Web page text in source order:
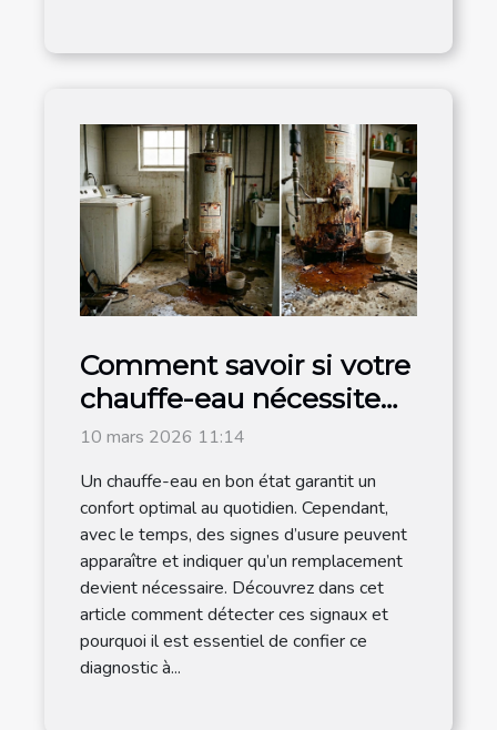
Comment savoir si votre
chauffe-eau nécessite
un remplacement ?
10 mars 2026 11:14
Un chauffe-eau en bon état garantit un
confort optimal au quotidien. Cependant,
avec le temps, des signes d’usure peuvent
apparaître et indiquer qu’un remplacement
devient nécessaire. Découvrez dans cet
article comment détecter ces signaux et
pourquoi il est essentiel de confier ce
diagnostic à...